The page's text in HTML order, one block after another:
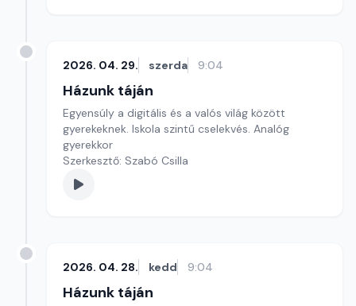
2026. 04. 29. szerda 9:04
Házunk táján
Egyensúly a digitális és a valós világ között
gyerekeknek. Iskola szintű cselekvés. Analóg
gyerekkor
Szerkesztő: Szabó Csilla
2026. 04. 28. kedd 9:04
Házunk táján